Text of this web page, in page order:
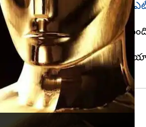
మూవీ,ఎవ్రీథింగ్ ఎవ్రీవేర్ ఆల్
చిత్రంగా నిలిచింది.
అవార్డులను సొంతం
వే ఆఫ్ వాటర్, విమెన్ టాకింగ్,